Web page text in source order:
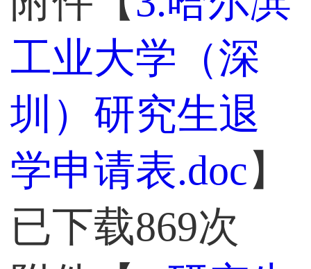
工业大学（深
圳）研究生退
学申请表.doc】
已下载869次